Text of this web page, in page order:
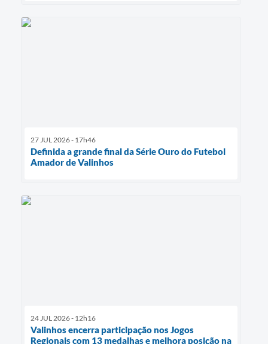
27 JUL 2026 - 17h46
Definida a grande final da Série Ouro do Futebol
Amador de Valinhos
24 JUL 2026 - 12h16
Valinhos encerra participação nos Jogos
Regionais com 13 medalhas e melhora posição na